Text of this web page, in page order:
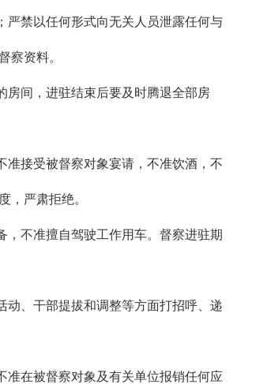
禁以任何形式向无关人员泄露任何与
察资料。
间，进驻结束后要及时腾退全部房
接受被督察对象宴请，不准饮酒，不
，严肃拒绝。
不准擅自驾驶工作用车。督察进驻期
动、干部提拔和调整等方面打招呼、递
在被督察对象及有关单位报销任何应